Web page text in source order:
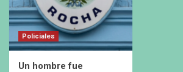
Policiales
Un hombre fue